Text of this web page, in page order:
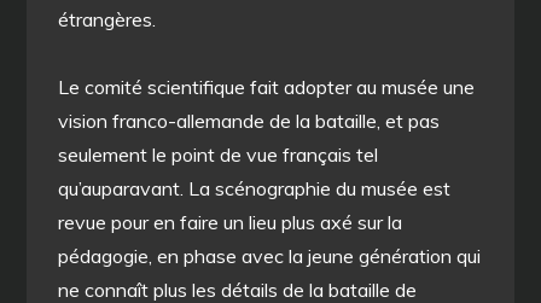
étrangères.
Le comité scientifique fait adopter au musée une
vision franco-allemande de la bataille, et pas
seulement le point de vue français tel
qu’auparavant. La scénographie du musée est
revue pour en faire un lieu plus axé sur la
pédagogie, en phase avec la jeune génération qui
ne connaît plus les détails de la bataille de